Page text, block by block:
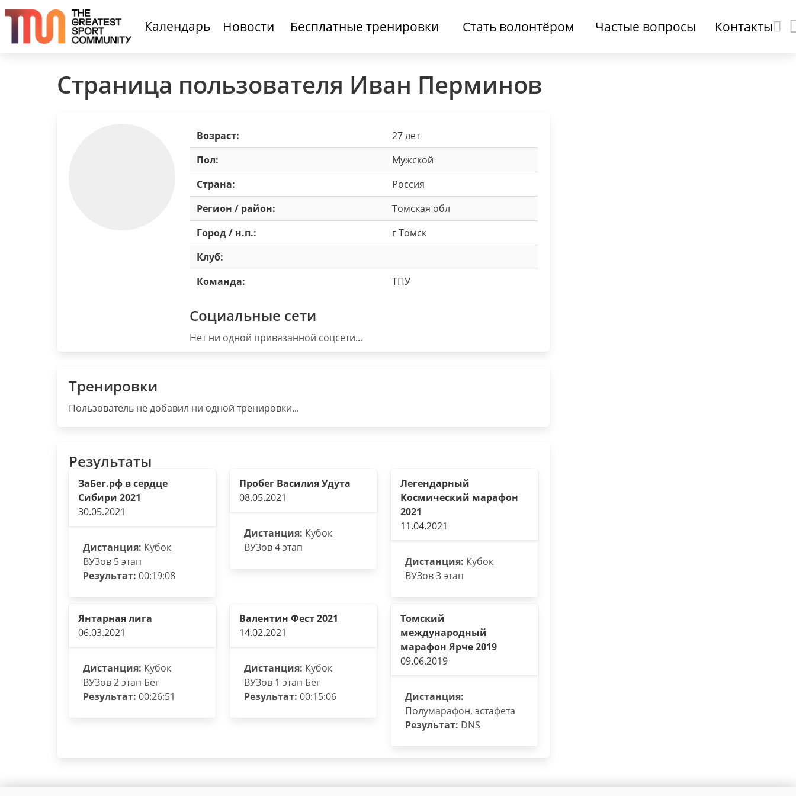
Календарь Новости Бесплатные тренировки Стать волонтёром Частые вопросы Контакты
Страница пользователя Иван Перминов
Возраст:
27 лет
Пол:
Мужской
Страна:
Россия
Регион / район:
Томская обл
Город / н.п.:
г Томск
Клуб:
Команда:
ТПУ
Социальные сети
Нет ни одной привязанной соцсети...
Тренировки
Пользователь не добавил ни одной тренировки...
Результаты
ЗаБег.рф в сердце
Сибири 2021
30.05.2021
Дистанция: Кубок
ВУЗов 5 этап
Результат: 00:19:08
Пробег Василия Удута
08.05.2021
Дистанция: Кубок
ВУЗов 4 этап
Легендарный
Космический марафон
2021
11.04.2021
Дистанция: Кубок
ВУЗов 3 этап
Янтарная лига
06.03.2021
Дистанция: Кубок
ВУЗов 2 этап Бег
Результат: 00:26:51
Валентин Фест 2021
14.02.2021
Дистанция: Кубок
ВУЗов 1 этап Бег
Результат: 00:15:06
Томский
международный
марафон Ярче 2019
09.06.2019
Дистанция:
Полумарафон, эстафета
Результат: DNS